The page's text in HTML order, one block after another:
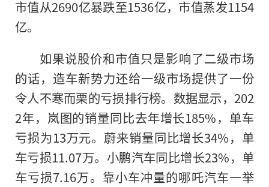
市值从2690亿暴跌至1536亿，市值蒸发1154
亿。
如果说股价和市值只是影响了二级市场
的话，造车新势力还给一级市场提供了一份
令人不寒而栗的亏损排行榜。数据显示，202
2年，岚图的销量同比去年增长185%，单车
亏损为13万元。蔚来销量同比增长34%，单
车亏损11.07万。小鹏汽车同比增长23%，单
车亏损7.16万。靠小车冲量的哪吒汽车一举